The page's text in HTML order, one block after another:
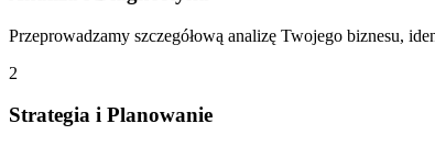
Przeprowadzamy szczegółową analizę Twojego biznesu,
2
Strategia i Planowanie